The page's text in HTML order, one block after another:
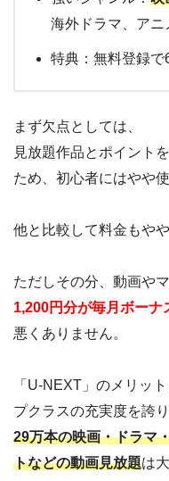
海外ドラマ、アニ
特典：無料登録で
まず欠点としては、
見放題作品とポイント
ため、初心者にはやや
他と比較して料金もやや
ただしその分、動画や
1,200円分が毎月ボーナ
悪くありません。
「U-NEXT」のメリッ
プクラスの充実度を誇り
29万本の映画・ドラマ
トなどの動画見放題は